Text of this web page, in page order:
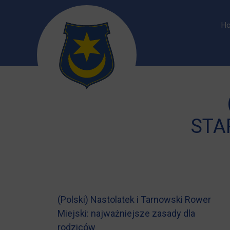
(Polski) Nastolatek i Tarnowski Rower
Miejski: najważniejsze zasady dla
rodziców